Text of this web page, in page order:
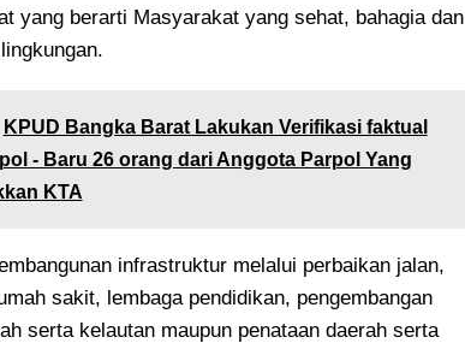
yang berarti Masyarakat yang sehat, bahagia dan
KPUD Bangka Barat Lakukan Verifikasi faktual
- Baru 26 orang dari Anggota Parpol Yang
KTA
infrastruktur melalui perbaikan jalan,
sakit, lembaga pendidikan, pengembangan
serta kelautan maupun penataan daerah serta